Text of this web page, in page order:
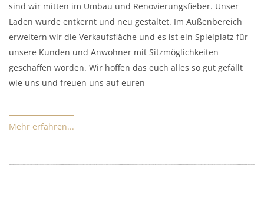
sind wir mitten im Umbau und Renovierungsfieber. Unser
Laden wurde entkernt und neu gestaltet. Im Außenbereich
erweitern wir die Verkaufsfläche und es ist ein Spielplatz für
unsere Kunden und Anwohner mit Sitzmöglichkeiten
geschaffen worden. Wir hoffen das euch alles so gut gefällt
wie uns und freuen uns auf euren
Mehr erfahren...